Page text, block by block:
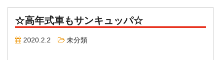
☆高年式車もサンキュッパ☆
2020.2.2 未分類